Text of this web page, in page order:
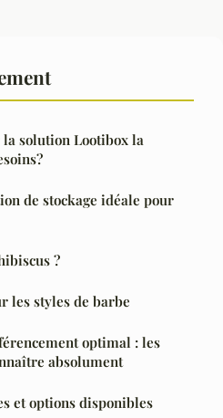
solution Lootibox la
de stockage idéale pour
?
les styles de barbe
optimal : les
absolument
et options disponibles